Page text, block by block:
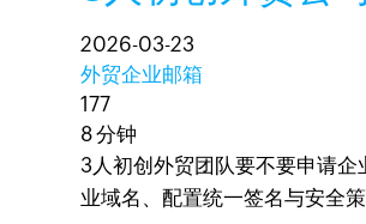
2026-03-23
外贸企业邮箱
177
8 分钟
3人初创外贸团队要不要申请
业域名、配置统一签名与安全